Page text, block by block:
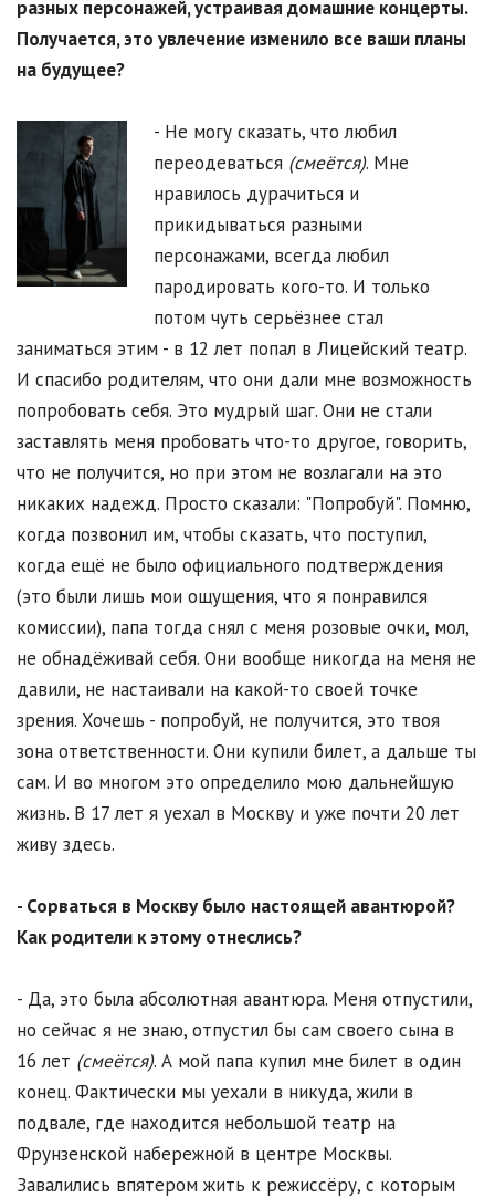
разных персонажей, устраивая домашние концерты.
Получается, это увлечение изменило все ваши планы
на будущее?
- Не могу сказать, что любил
переодеваться (смеётся). Мне
нравилось дурачиться и
прикидываться разными
персонажами, всегда любил
пародировать кого-то. И только
потом чуть серьёзнее стал
заниматься этим - в 12 лет попал в Лицейский театр.
И спасибо родителям, что они дали мне возможность
попробовать себя. Это мудрый шаг. Они не стали
заставлять меня пробовать что-то другое, говорить,
что не получится, но при этом не возлагали на это
никаких надежд. Просто сказали: "Попробуй". Помню,
когда позвонил им, чтобы сказать, что поступил,
когда ещё не было официального подтверждения
(это были лишь мои ощущения, что я понравился
комиссии), папа тогда снял с меня розовые очки, мол,
не обнадёживай себя. Они вообще никогда на меня не
давили, не настаивали на какой-то своей точке
зрения. Хочешь - попробуй, не получится, это твоя
зона ответственности. Они купили билет, а дальше ты
сам. И во многом это определило мою дальнейшую
жизнь. В 17 лет я уехал в Москву и уже почти 20 лет
живу здесь.
- Сорваться в Москву было настоящей авантюрой?
Как родители к этому отнеслись?
- Да, это была абсолютная авантюра. Меня отпустили,
но сейчас я не знаю, отпустил бы сам своего сына в
16 лет (смеётся). А мой папа купил мне билет в один
конец. Фактически мы уехали в никуда, жили в
подвале, где находится небольшой театр на
Фрунзенской набережной в центре Москвы.
Завалились впятером жить к режиссёру, с которым